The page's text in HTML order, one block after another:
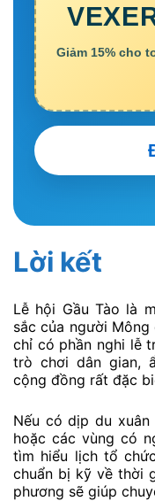
Giảm 15% cho
Lời kết
Lễ hội Gầu Tào là
sắc của người
chỉ có phần nghi lễ
trò chơi dân gian,
cộng đồng rất đặc
Nếu có dịp du xuân
hoặc các vùng có
tìm hiểu lịch tổ
chuẩn bị kỹ về thời
phương sẽ giúp